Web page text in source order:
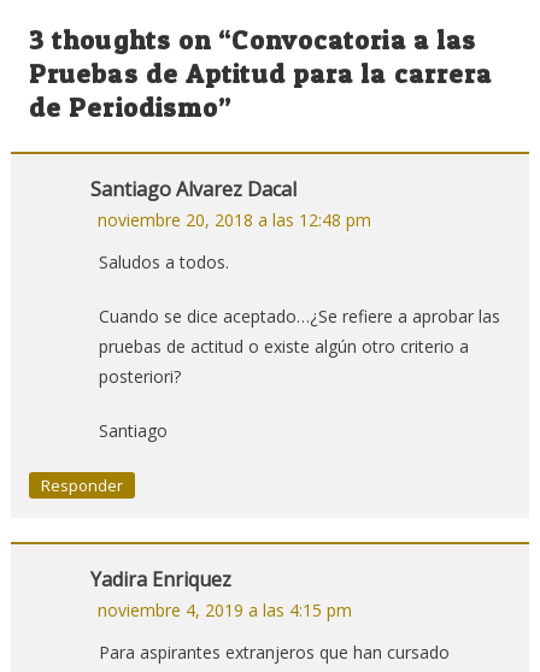
de
entradas
3 thoughts on “Convocatoria a las
Pruebas de Aptitud para la carrera
de Periodismo”
Santiago Alvarez Dacal
noviembre 20, 2018 a las 12:48 pm
Saludos a todos.
Cuando se dice aceptado…¿Se refiere a aprobar las
pruebas de actitud o existe algún otro criterio a
posteriori?
Santiago
Responder
Yadira Enriquez
noviembre 4, 2019 a las 4:15 pm
Para aspirantes extranjeros que han cursado